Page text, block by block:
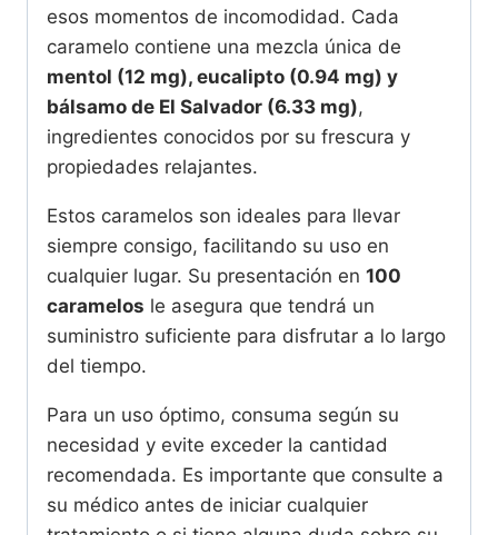
esos momentos de incomodidad. Cada
caramelo contiene una mezcla única de
mentol (12 mg), eucalipto (0.94 mg) y
bálsamo de El Salvador (6.33 mg),
ingredientes conocidos por su frescura y
propiedades relajantes.
Estos caramelos son ideales para llevar
siempre consigo, facilitando su uso en
cualquier lugar. Su presentación en 100
caramelos le asegura que tendrá un
suministro suficiente para disfrutar a lo largo
del tiempo.
Para un uso óptimo, consuma según su
necesidad y evite exceder la cantidad
recomendada. Es importante que consulte a
su médico antes de iniciar cualquier